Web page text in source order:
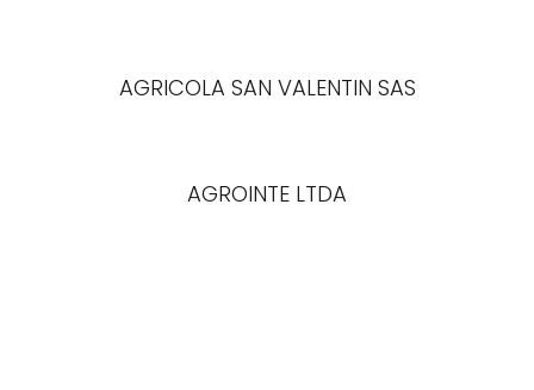
AGRICOLA SAN VALENTIN SAS
AGROINTE LTDA